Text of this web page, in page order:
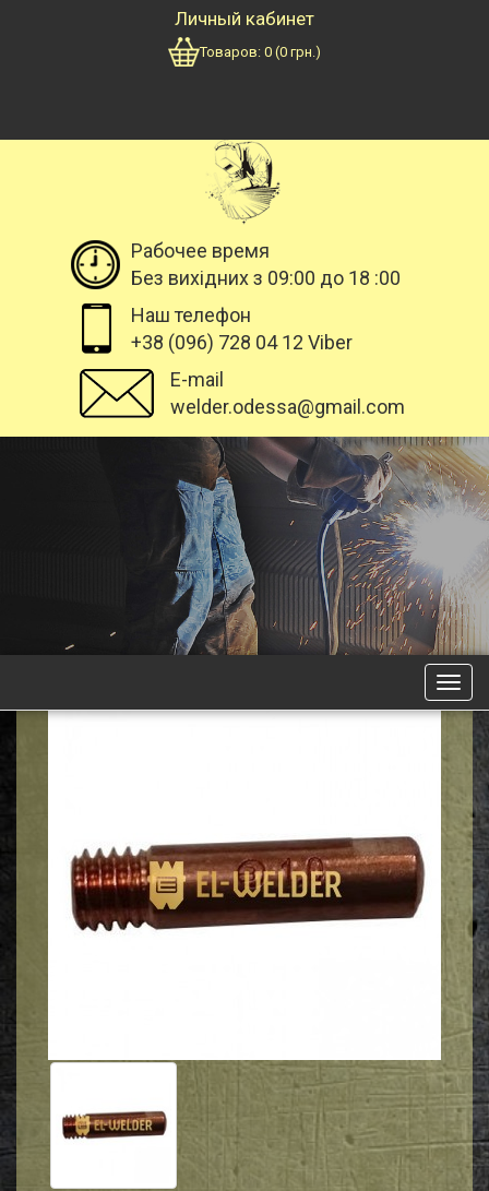
Личный кабинет
Товаров: 0 (0 грн.)
Рабочее время
Без вихідних з 09:00 до 18 :00
Наш телефон
+38 (096) 728 04 12 Viber
E-mail
welder.odessa@gmail.com